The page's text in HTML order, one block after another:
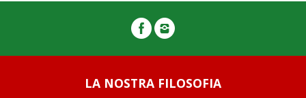
LA NOSTRA FILOSOFIA